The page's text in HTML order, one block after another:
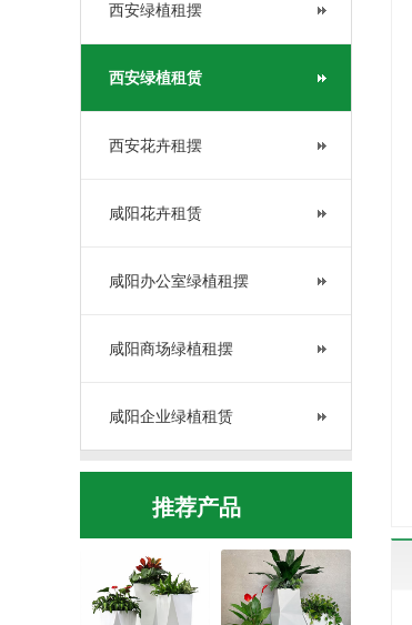
西安绿植租摆
西安绿植租赁
西安花卉租摆
咸阳花卉租赁
咸阳办公室绿植租摆
咸阳商场绿植租摆
咸阳企业绿植租赁
推荐产品